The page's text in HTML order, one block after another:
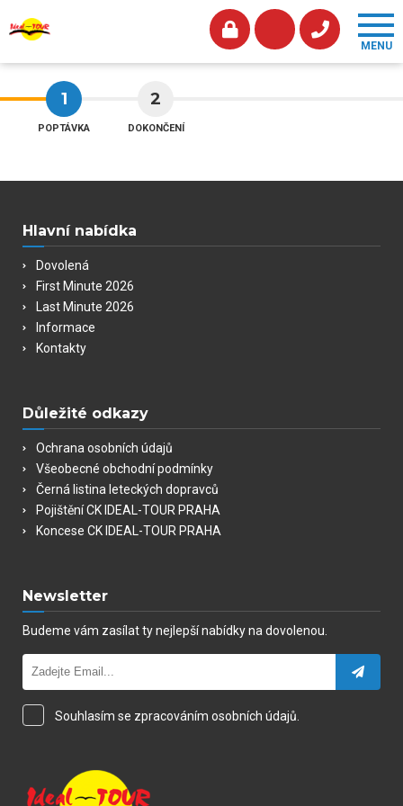
1
POPTÁVKA
2
DOKONČENÍ
Hlavní nabídka
Dovolená
First Minute 2026
Last Minute 2026
Informace
Kontakty
Důležité odkazy
Ochrana osobních údajů
Všeobecné obchodní podmínky
Černá listina leteckých dopravců
Pojištění CK IDEAL-TOUR PRAHA
Koncese CK IDEAL-TOUR PRAHA
Newsletter
Budeme vám zasílat ty nejlepší nabídky na dovolenou.
Souhlasím se zpracováním osobních údajů.